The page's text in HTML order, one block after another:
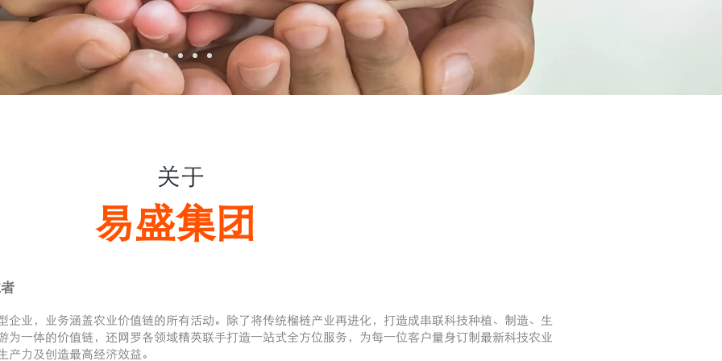
易盛集团
关于
企业，业务涵盖农业价值链的所有活动。除了将传统榴梿产业再进化，打造成串联科技种植、制造、生
为一体的价值链，还网罗各领域精英联手打造一站式全方位服务，为每一位客户量身订制最新科技农业
力及创造最高经济效益。